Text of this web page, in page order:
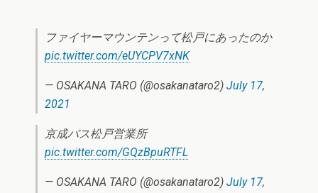
ファイヤーマウンテンって松戸にあったのか
pic.twitter.com/eUYCPV7xNK
— OSAKANA TARO (@osakanataro2) July 17,
2021
京成バス松戸営業所
pic.twitter.com/GQzBpuRTFL
— OSAKANA TARO (@osakanataro2) July 17,